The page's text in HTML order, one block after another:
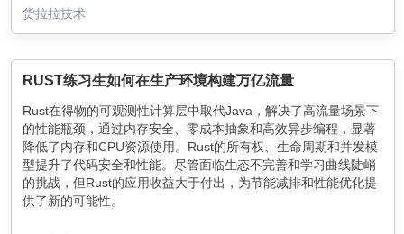
货拉拉技术
RUST练习生如何在生产环境构建万亿流量
Rust在得物的可观测性计算层中取代Java，解决了高流量场景下
的性能瓶颈，通过内存安全、零成本抽象和高效异步编程，显著
降低了内存和CPU资源使用。Rust的所有权、生命周期和并发模
型提升了代码安全和性能。尽管面临生态不完善和学习曲线陡峭
的挑战，但Rust的应用收益大于付出，为节能减排和性能优化提
供了新的可能性。